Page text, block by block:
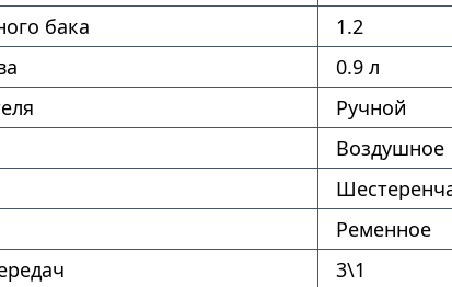
бака
1.2
0.9 л
Ручной
Воздушное
Ременное
3\1